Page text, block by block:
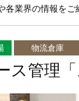
各業界の情報をご
物流倉庫
ス管理